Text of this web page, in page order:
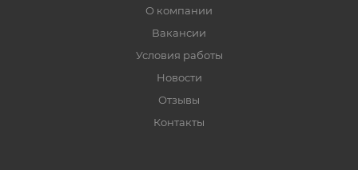
О компании
Вакансии
Условия работы
Новости
Отзывы
Контакты